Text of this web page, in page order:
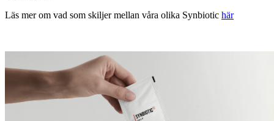
Läs mer om vad som skiljer mellan våra olika Synbiotic här